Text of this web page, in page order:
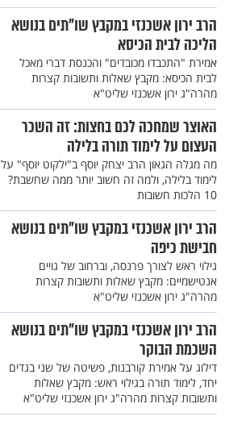
הרב ירון אשכנזי במקבץ שו"תים בנושא
הליכה לבית הכיסא
אמירת "התכבדו מכובדים" והכנסת דברי מאכל
לבית הכיסא: מקבץ שאלות ותשובות קצרות
מהרה"ג ירון אשכנזי שליט"א
האוצר שמחכה לכם בחצות: זה השכר
העצום על לימוד תורה בלילה
מה מגלה הגאון הרב יצחק יוסף ב"ילקוט יוסף" על
לימוד בלילה, ולמה זה חשוב יותר ממה שחשבת?
10 הלכות חשובות
הרב ירון אשכנזי במקבץ שו"תים בנושא
חבישת כיפה
גילוי ראש לצורך פרנסה, וברחוב של גויים
אנטישמיים: מקבץ שאלות ותשובות קצרות
מהרה"ג ירון אשכנזי שליט"א
הרב ירון אשכנזי במקבץ שו"תים בנושא
השכמת הבוקר
דילוג על אמירת קורבנות, פשיטה של שני בגדים
יחד, לימוד תורה בגילוי ראש: מקבץ שאלות
ותשובות קצרות מהרה"ג ירון אשכנזי שליט"א